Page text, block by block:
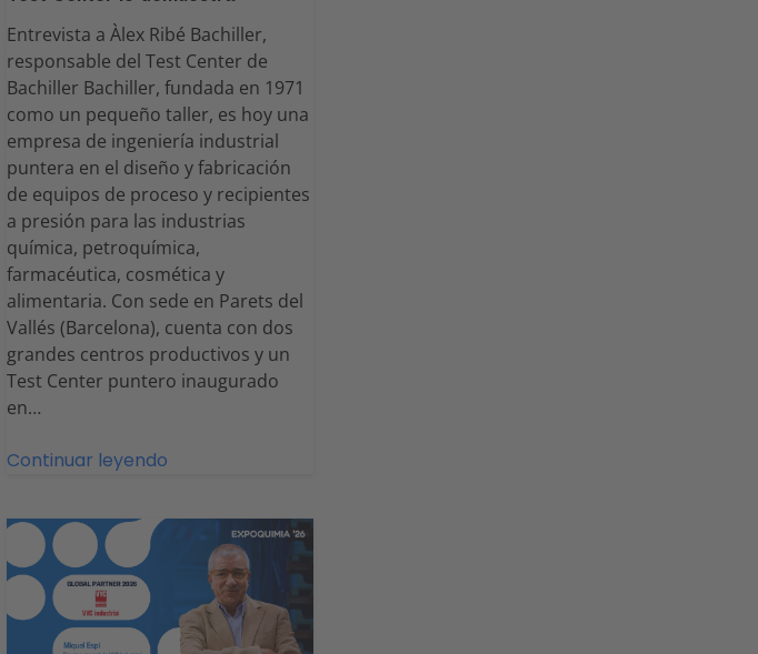
Entrevista a Àlex Ribé Bachiller,
responsable del Test Center de
Bachiller Bachiller, fundada en 1971
como un pequeño taller, es hoy una
empresa de ingeniería industrial
puntera en el diseño y fabricación
de equipos de proceso y recipientes
a presión para las industrias
química, petroquímica,
farmacéutica, cosmética y
alimentaria. Con sede en Parets del
Vallés (Barcelona), cuenta con dos
grandes centros productivos y un
Test Center puntero inaugurado
en…
Continuar leyendo